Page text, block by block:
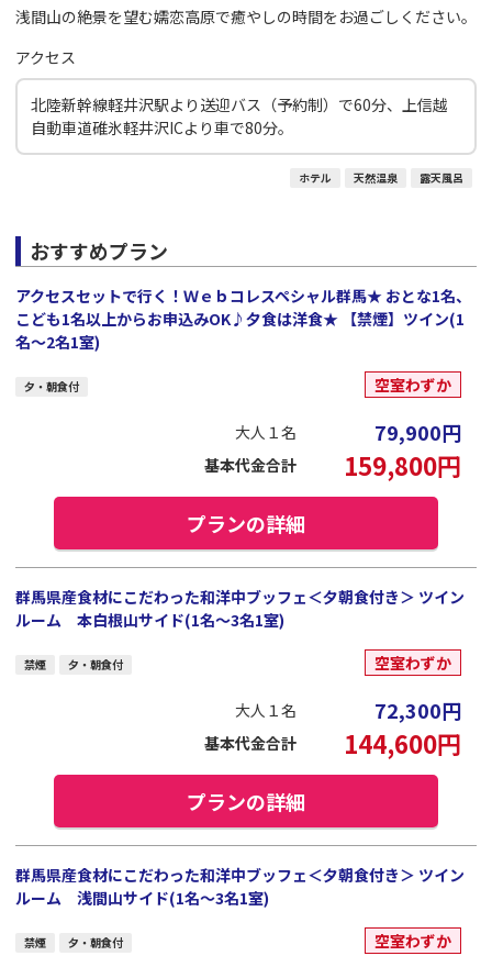
浅間山の絶景を望む嬬恋高原で癒やしの時間をお過ごしください。
アクセス
北陸新幹線軽井沢駅より送迎バス（予約制）で60分、上信越
自動車道碓氷軽井沢ICより車で80分。
ホテル 天然温泉 露天風呂
おすすめプラン
アクセスセットで行く！Ｗｅｂコレスペシャル群馬★ おとな1名、
こども1名以上からお申込みOK♪夕食は洋食★ 【禁煙】ツイン(1
名～2名1室)
夕・朝食付 空室わずか
大人１名 79,900円
基本代金合計 159,800円
プランの詳細
群馬県産食材にこだわった和洋中ブッフェ＜夕朝食付き＞ ツイン
ルーム 本白根山サイド(1名～3名1室)
禁煙 夕・朝食付 空室わずか
大人１名 72,300円
基本代金合計 144,600円
プランの詳細
群馬県産食材にこだわった和洋中ブッフェ＜夕朝食付き＞ ツイン
ルーム 浅間山サイド(1名～3名1室)
禁煙 夕・朝食付 空室わずか